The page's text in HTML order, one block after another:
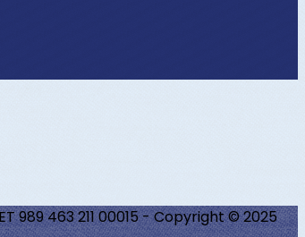
989 463 211 00015 - Copyright © 2025